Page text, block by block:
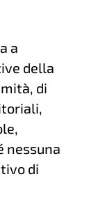
a
della
di
nessuna
di